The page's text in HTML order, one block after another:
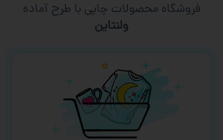
فروشگاه محصولات چاپی با طرح آماده
ورزشی